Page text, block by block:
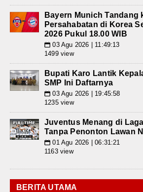
Bayern Munich Tandang
Persahabatan di Korea
2026 Pukul 18.00 WIB
📅 03 Agu 2026 | 11:49:13
1499 view
Bupati Karo Lantik
SMP Ini Daftarnya
📅 03 Agu 2026 | 19:45:58
1235 view
Juventus Menang di
Tanpa Penonton Lawan
📅 01 Agu 2026 | 06:31:21
1163 view
BERITA UTAMA